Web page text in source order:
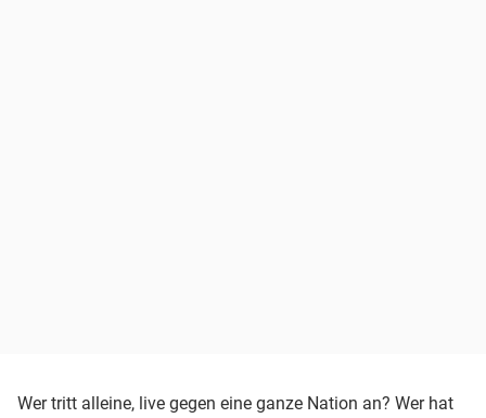
Wer tritt alleine, live gegen eine ganze Nation an? Wer hat